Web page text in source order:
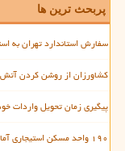
پربحث ترین ها
سفارش استاندارد تهران به
کشاورزان از روشن کردن آتش
پیگیری زمان تحویل واردات
۱۹۰ واحد مسکن استیجاری آماده واگذاری به زوج های جوان است